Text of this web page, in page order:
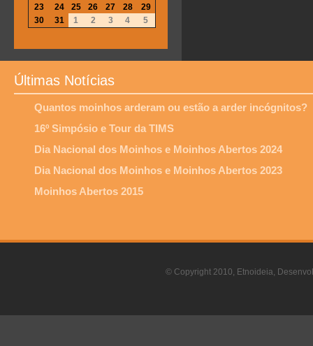
23
24 25 26 27 28
29
30
31 1 2 3 4 5
Últimas Notícias
Quantos moinhos arderam ou estão a arder incógnitos?
16º Simpósio e Tour da TIMS
Dia Nacional dos Moinhos e Moinhos Abertos 2024
Dia Nacional dos Moinhos e Moinhos Abertos 2023
Moinhos Abertos 2015
© Copyright 2010, Etnoideia,